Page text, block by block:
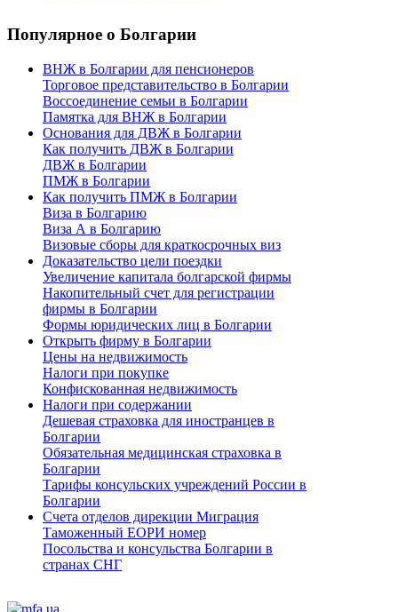
Популярное о Болгарии
ВНЖ в Болгарии для пенсионеров
Торговое представительство в Болгарии
Воссоединение семьи в Болгарии
Памятка для ВНЖ в Болгарии
Основания для ДВЖ в Болгарии
Как получить ДВЖ в Болгарии
ДВЖ в Болгарии
ПМЖ в Болгарии
Как получить ПМЖ в Болгарии
Виза в Болгарию
Виза А в Болгарию
Визовые сборы для краткосрочных виз
Доказательство цели поездки
Увеличение капитала болгарской фирмы
Накопительный счет для регистрации
фирмы в Болгарии
Формы юридических лиц в Болгарии
Открыть фирму в Болгарии
Цены на недвижимость
Налоги при покупке
Конфискованная недвижимость
Налоги при содержании
Дешевая страховка для иностранцев в
Болгарии
Обязательная медицинская страховка в
Болгарии
Тарифы консульских учреждений России в
Болгарии
Счета отделов дирекции Миграция
Таможенный ЕОРИ номер
Посольства и консульства Болгарии в
странах СНГ